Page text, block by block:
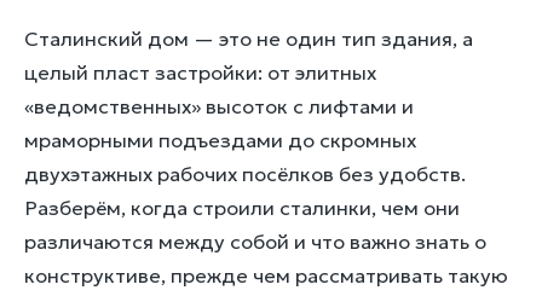
Сталинский дом — это не один тип здания, а
целый пласт застройки: от элитных
«ведомственных» высоток с лифтами и
мраморными подъездами до скромных
двухэтажных рабочих посёлков без удобств.
Разберём, когда строили сталинки, чем они
различаются между собой и что важно знать о
конструктиве, прежде чем рассматривать такую